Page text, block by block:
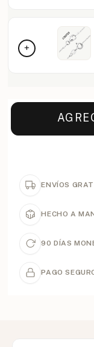
ENVÍOS
HECHO A
90 DÍAS
PAGO